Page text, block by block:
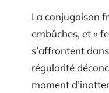
La conjugaison
embûches, et «
s’affrontent
régularité
moment